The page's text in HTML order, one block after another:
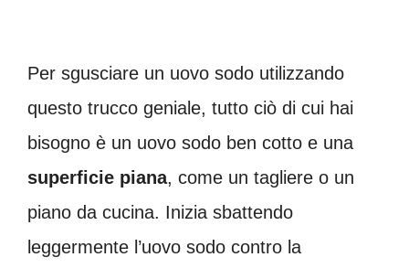
Per sgusciare un uovo sodo utilizzando
questo trucco geniale, tutto ciò di cui hai
bisogno è un uovo sodo ben cotto e una
superficie piana, come un tagliere o un
piano da cucina. Inizia sbattendo
leggermente l’uovo sodo contro la